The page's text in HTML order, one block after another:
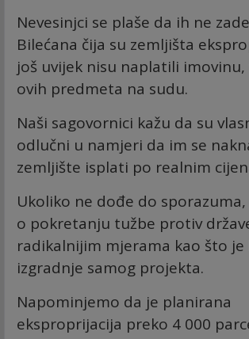
Nevesinjci se plaše da ih ne
Bilećana čija su zemljišta
još uvijek nisu naplatili
ovih predmeta na sudu.
Naši sagovornici kažu da su
odlučni u namjeri da im se
zemljište isplati po realnim
Ukoliko ne dođe do
o pokretanju tužbe protiv
radikalnijim mjerama kao što
izgradnje samog projekta.
Napominjemo da je planirana
eksproprijacija preko 4 000